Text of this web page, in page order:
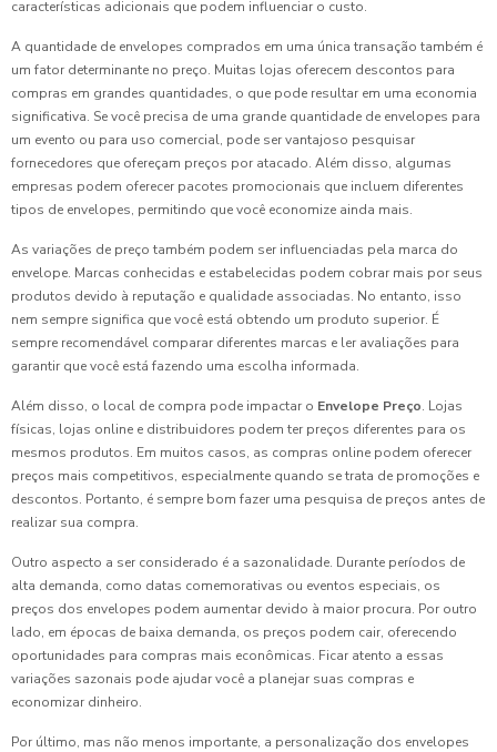
características adicionais que podem influenciar o custo.
A quantidade de envelopes comprados em uma única transação também é
um fator determinante no preço. Muitas lojas oferecem descontos para
compras em grandes quantidades, o que pode resultar em uma economia
significativa. Se você precisa de uma grande quantidade de envelopes para
um evento ou para uso comercial, pode ser vantajoso pesquisar
fornecedores que ofereçam preços por atacado. Além disso, algumas
empresas podem oferecer pacotes promocionais que incluem diferentes
tipos de envelopes, permitindo que você economize ainda mais.
As variações de preço também podem ser influenciadas pela marca do
envelope. Marcas conhecidas e estabelecidas podem cobrar mais por seus
produtos devido à reputação e qualidade associadas. No entanto, isso
nem sempre significa que você está obtendo um produto superior. É
sempre recomendável comparar diferentes marcas e ler avaliações para
garantir que você está fazendo uma escolha informada.
Além disso, o local de compra pode impactar o Envelope Preço. Lojas
físicas, lojas online e distribuidores podem ter preços diferentes para os
mesmos produtos. Em muitos casos, as compras online podem oferecer
preços mais competitivos, especialmente quando se trata de promoções e
descontos. Portanto, é sempre bom fazer uma pesquisa de preços antes de
realizar sua compra.
Outro aspecto a ser considerado é a sazonalidade. Durante períodos de
alta demanda, como datas comemorativas ou eventos especiais, os
preços dos envelopes podem aumentar devido à maior procura. Por outro
lado, em épocas de baixa demanda, os preços podem cair, oferecendo
oportunidades para compras mais econômicas. Ficar atento a essas
variações sazonais pode ajudar você a planejar suas compras e
economizar dinheiro.
Por último, mas não menos importante, a personalização dos envelopes